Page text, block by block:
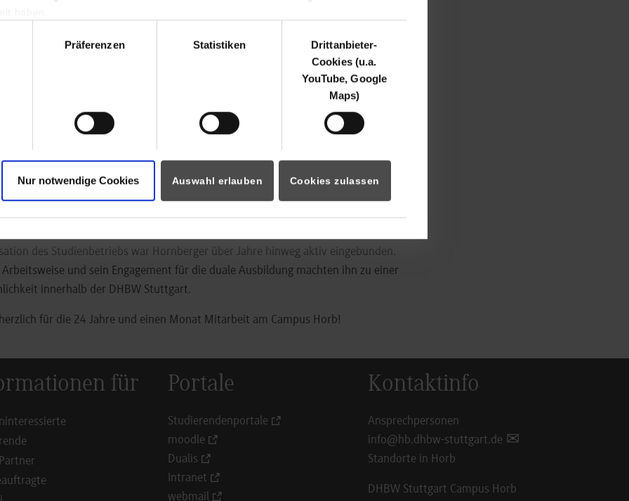
Präferenzen Statistiken
Drittanbieter-
Cookies (u.a.
YouTube, Google
Maps)
Nur notwendige Cookies Auswahl erlauben Cookies zulassen
sondern auch die Zusammenarbeit mit dualen
am 30. September 2025 markierte das Ende einer langjährigen akademischen
Praxisnähe, didaktisches Engagement und technische Expertise gekennzeichnet
Veranstaltung würdigten Kolleg*innen und Mitarbeitende des Campus Horb
Hornberger. Campusleiterin Prof. Antje Katona betonte in ihrer Ansprache die
für die Entwicklung des Studiengangs Maschinenbau und die Qualität der
Horb.
des Studienbetriebs war Hornberger über Jahre hinweg aktiv eingebunden.
und sein Engagement für die duale Ausbildung machten ihn zu einer
innerhalb der DHBW Stuttgart.
für die 24 Jahre und einen Monat Mitarbeit am Campus Horb!
für Portale
Studierendenportale
moodle
Dualis
Intranet
webmail
Kontaktinfo
Ansprechpersonen
info@hb.dhbw-stuttgart.de
Standorte in Horb
DHBW Stuttgart Campus Horb